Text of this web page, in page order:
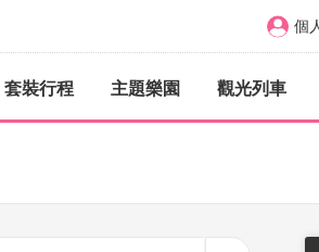
個
套裝行程 主題樂園 觀光列車